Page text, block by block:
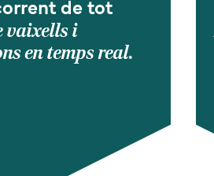
de tot
vaixells i
en temps real.